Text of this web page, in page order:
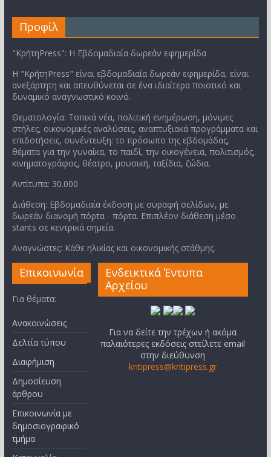
Προφίλ
"ΚρήτηPress": Η Εβδομαδιαία δωρεάν εφημερίδα
Η "ΚρήτηPress" είναι εβδομαδιαία δωρεάν εφημερίδα, είναι
ανεξάρτητη και απευθύνεται σε ένα ιδιαίτερα ποιοτικό και
δυναμικό αναγνωστικό κοινό.
Θεματολογία: Τοπικά νέα, πολιτική ενημέρωση, μόνιμες
στήλες, οικονομικές αναλύσεις, αναπτυξιακά προγράμματα και
επιδοτήσεις, συνέντευξη: το πρόσωπο της εβδομάδας,
θέματα για την γυναίκα, το παιδί, την οικογένεια, πολιτισμός,
κινηματογράφος, θέατρο, μουσική, ταξίδια, ζώδια.
Αντίτυπα: 30.000
Διάθεση: Εβδομαδιαία έκδοση με συραφή σελίδων, με
δωρεάν διανομή πόρτα - πόρτα. Επιπλέον διάθεση μέσο
stants σε κεντρικά σημεία.
Αναγνώστες: Κάθε ηλικίας και οικονομικής στάθμης.
Επικοινωνία
Για θέματα:
Ανακοινώσεις
Δελτία τύπου
Διαφήμιση
Δημοσίευση
άρθρου
Επικοινωνία με
δημοσιογραφικό
τμήμα
Ενδεικτικά Έντυπα
Αρχείου
Για να δείτε την τρέχων ή ακόμα
παλαιότερες εκδόσεις στείλετε email
στην διεύθυνση
kritipress@kritipress.gr